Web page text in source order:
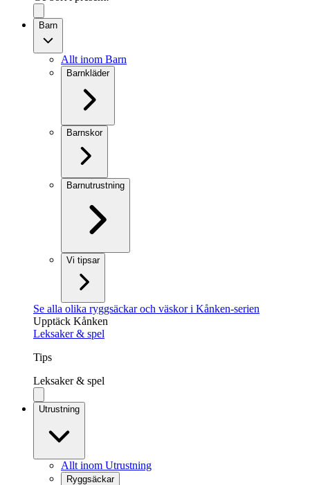
Barn
Allt inom Barn
Barnkläder
Barnskor
Barnutrustning
Vi tipsar
Se alla olika ryggsäckar och väskor i Kånken-serien
Upptäck Kånken
Leksaker & spel
Tips
Leksaker & spel
Utrustning
Allt inom Utrustning
Ryggsäckar